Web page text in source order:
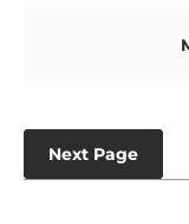
Next Page